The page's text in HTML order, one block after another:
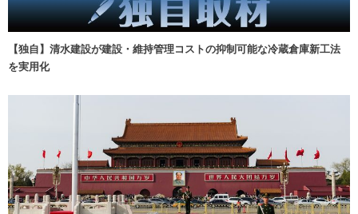
【独自】清水建設が建設・維持管理コストの抑制可能な冷蔵倉庫新工法
を実用化